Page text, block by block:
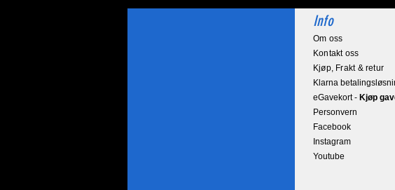
Info
Om oss
Kontakt oss
Kjøp, Frakt & retur
Klarna
eGavekort- Kjøp
Personvern
Facebook
Instagram
Youtube